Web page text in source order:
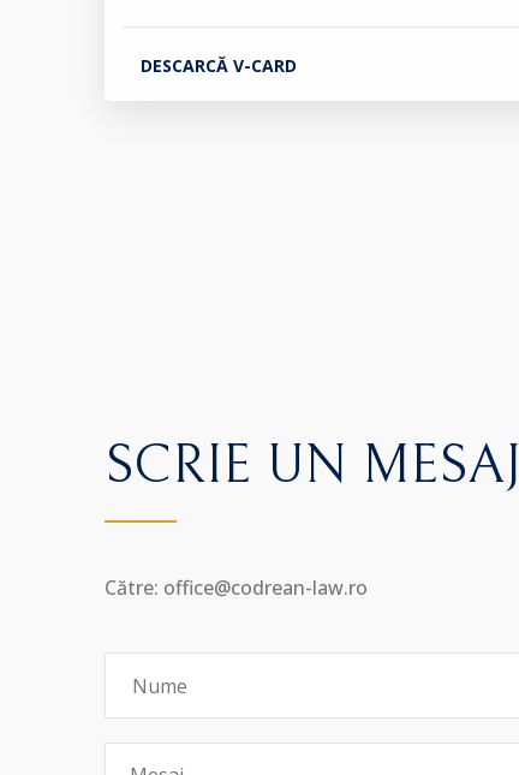
DESCARCĂ V-CARD
SCRIE UN MESAJ
Către: office@codrean-law.ro